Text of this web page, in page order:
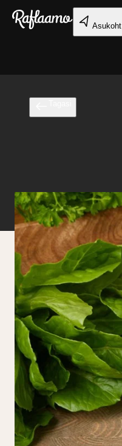
Liigu peamise sisu juurde
Asukoht